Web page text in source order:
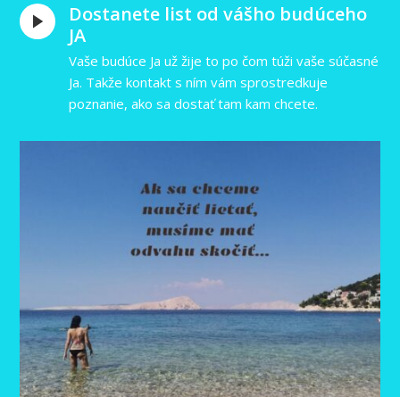
Dostanete list od vášho budúceho
JA
Vaše budúce Ja už žije to po čom túži vaše súčasné
Ja. Takže kontakt s ním vám sprostredkuje
poznanie, ako sa dostať tam kam chcete.